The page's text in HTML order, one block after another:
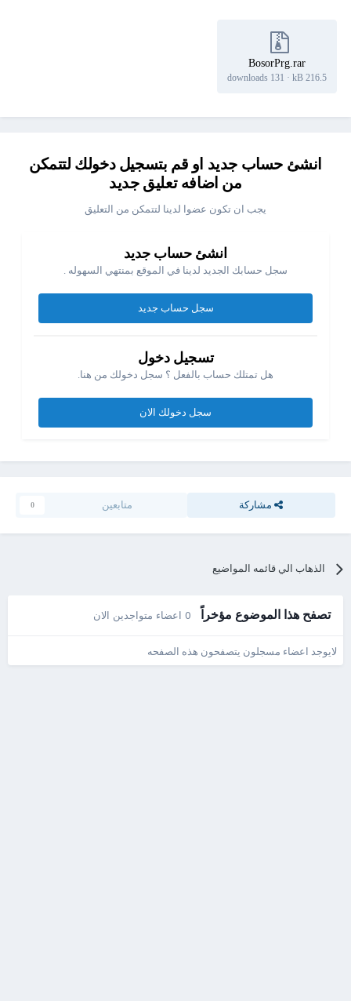
BosorPrg.rar
216.5 kB
·
131 downloads
انشئ حساب جديد او قم بتسجيل دخولك لتتمكن
من اضافه تعليق جديد
يجب ان تكون عضوا لدينا لتتمكن من التعليق
انشئ حساب جديد
سجل حسابك الجديد لدينا في الموقع بمنتهي السهوله .
سجل حساب جديد
تسجيل دخول
هل تمتلك حساب بالفعل ؟ سجل دخولك من هنا.
سجل دخولك الان
مشاركة متابعين 0
الذهاب الي قائمه المواضيع
تصفح هذا الموضوع مؤخراً 0 اعضاء متواجدين الان
لايوجد اعضاء مسجلون يتصفحون هذه الصفحه